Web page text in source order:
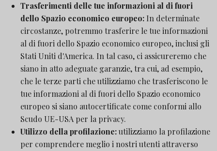
Trasferimenti delle tue informazioni al di fuori
dello Spazio economico europeo: In determinate
circostanze, potremmo trasferire le tue informazioni
al di fuori dello Spazio economico europeo, inclusi gli
Stati Uniti d'America. In tal caso, ci assicureremo che
siano in atto adeguate garanzie, tra cui, ad esempio,
che le terze parti che utilizziamo che trasferiscono le
tue informazioni al di fuori dello Spazio economico
europeo si siano autocertificate come conformi allo
Scudo UE-USA per la privacy.
Utilizzo della profilazione:utilizziamo la profilazione
per comprendere meglio i nostri utenti attraverso